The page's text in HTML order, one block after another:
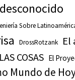
Sobre
DrossRotzank El
COSAS El
Mundo de